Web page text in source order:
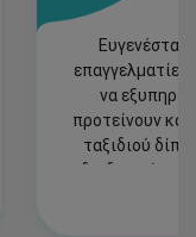
να
προτείνουν και
ταξιδιού
διαδικασία